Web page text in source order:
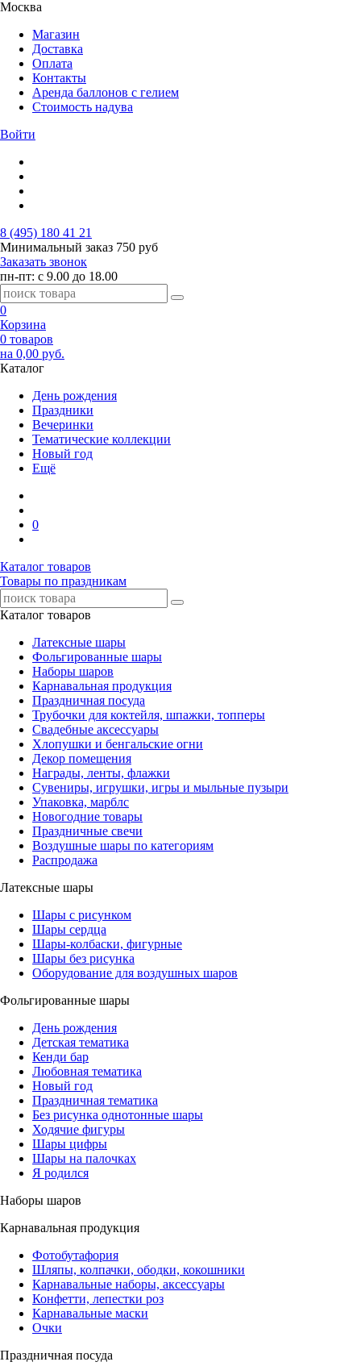
Москва
Магазин
Доставка
Оплата
Контакты
Аренда баллонов с гелием
Стоимость надува
Войти
8 (495) 180 41 21
Минимальный заказ 750 руб
Заказать звонок
пн-пт: с 9.00 до 18.00
0
Корзина
0 товаров
на 0,00 руб.
Каталог
День рождения
Праздники
Вечеринки
Тематические коллекции
Новый год
Ещё
0
Каталог товаров
Товары по праздникам
Каталог товаров
Латексные шары
Фольгированные шары
Наборы шаров
Карнавальная продукция
Праздничная посуда
Трубочки для коктейля, шпажки, топперы
Свадебные аксессуары
Хлопушки и бенгальские огни
Декор помещения
Награды, ленты, флажки
Сувениры, игрушки, игры и мыльные пузыри
Упаковка, марблс
Новогодние товары
Праздничные свечи
Воздушные шары по категориям
Распродажа
Латексные шары
Шары с рисунком
Шары сердца
Шары-колбаски, фигурные
Шары без рисунка
Оборудование для воздушных шаров
Фольгированные шары
День рождения
Детская тематика
Кенди бар
Любовная тематика
Новый год
Праздничная тематика
Без рисунка однотонные шары
Ходячие фигуры
Шары цифры
Шары на палочках
Я родился
Наборы шаров
Карнавальная продукция
Фотобутафория
Шляпы, колпачки, ободки, кокошники
Карнавальные наборы, аксессуары
Конфетти, лепестки роз
Карнавальные маски
Очки
Праздничная посуда